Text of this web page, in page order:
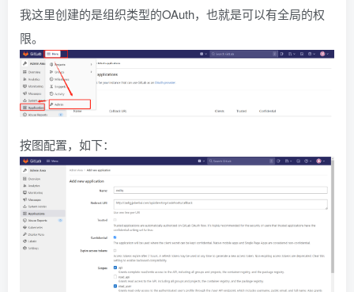
我这里创建的是组织类型的OAuth，也就是可以有全局的权
限。
按图配置，如下：